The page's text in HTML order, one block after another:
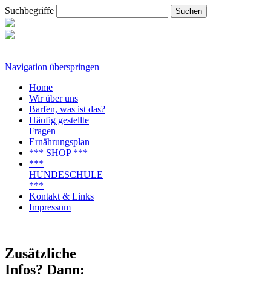
Suchbegriffe
Navigation überspringen
Home
Wir über uns
Barfen, was ist das?
Häufig gestellte
Fragen
Ernährungsplan
*** SHOP ***
***
HUNDESCHULE
***
Kontakt & Links
Impressum
Zusätzliche
Infos? Dann: